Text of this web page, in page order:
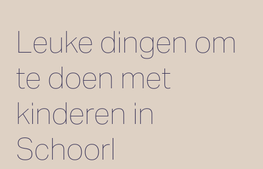
Leuke dingen om
te doen met
kinderen in
Schoorl